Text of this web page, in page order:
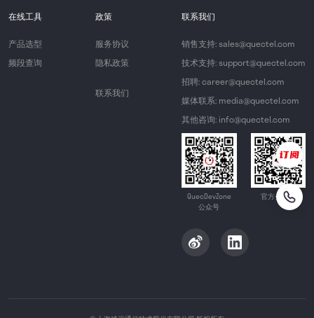
在线工具
产品选型
频段查询
政策
服务协议
隐私政策
联系我们
联系我们
销售支持: sales@quectel.com
技术支持: support@quectel.com
招聘: career@quectel.com
媒体联系: media@quectel.com
其他咨询: info@quectel.com
QuecDevZone
公众号
官方公众号